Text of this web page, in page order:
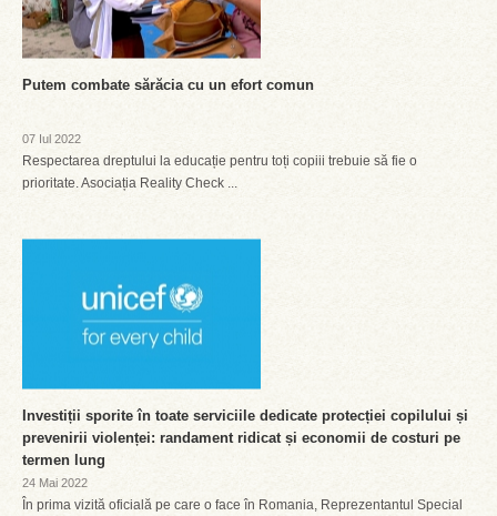
Putem combate sărăcia cu un efort comun
07 Iul 2022
Respectarea dreptului la educație pentru toți copiii trebuie să fie o
prioritate. Asociația Reality Check ...
Investiții sporite în toate serviciile dedicate protecției copilului și
prevenirii violenței: randament ridicat și economii de costuri pe
termen lung
24 Mai 2022
În prima vizită oficială pe care o face în Romania, Reprezentantul Special